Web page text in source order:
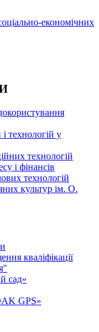
економічних
технологій у
технологій
і фінансів
технологій
культур ім. О.
кваліфікації
сад»
GPS»